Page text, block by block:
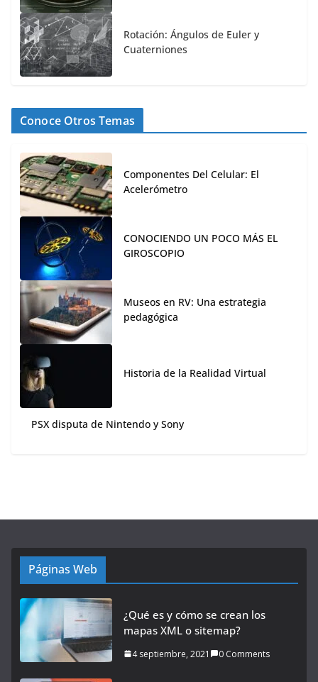
Rotación: Ángulos de Euler y
Cuaterniones
Conoce Otros Temas
Componentes Del Celular: El
Acelerómetro
CONOCIENDO UN POCO MÁS EL
GIROSCOPIO
Museos en RV: Una estrategia
pedagógica
Historia de la Realidad Virtual
PSX disputa de Nintendo y Sony
Páginas Web
¿Qué es y cómo se crean los
mapas XML o sitemap?
4 septiembre, 2021 0 Comments